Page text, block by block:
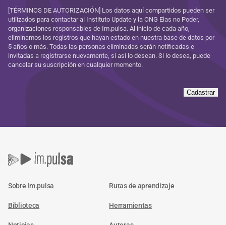
[TÉRMINOS DE AUTORIZACIÓN] Los datos aquí compartidos pueden ser
utilizados para contactar al Instituto Update y la ONG Elas no Poder,
organizaciones responsables de Im.pulsa. Al inicio de cada año,
eliminamos los registros que hayan estado en nuestra base de datos por
5 años o más. Todas las personas eliminadas serán notificadas e
invitadas a registrarse nuevamente, si así lo desean. Si lo desea, puede
cancelar su suscripción en cualquier momento.
Cadastrar
Sobre Im.pulsa Rutas de aprendizaje
Biblioteca Herramientas